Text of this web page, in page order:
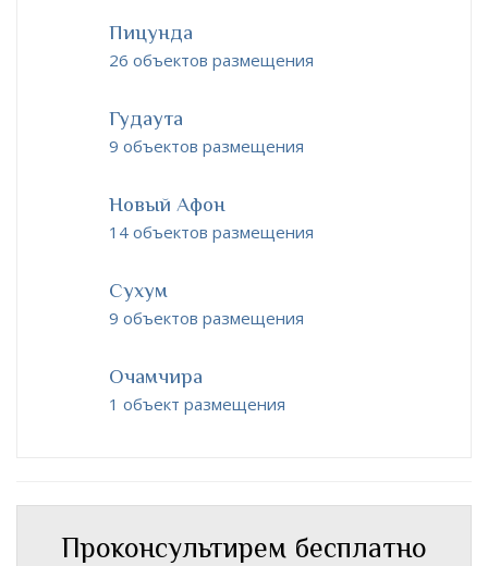
Пицунда
26 объектов размещения
Гудаута
9 объектов размещения
Новый Афон
14 объектов размещения
Сухум
9 объектов размещения
Очамчира
1 объект размещения
Проконсультирем бесплатно